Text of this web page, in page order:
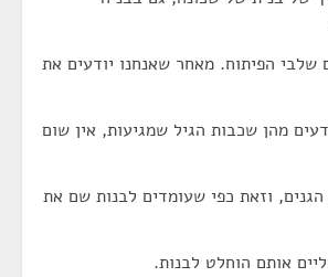
עם שלבי הפיתוח. מאחר שאנחנו יודעים את
מהן שכבות הגיל שמגיעות, אין שום
הגנים, וזאת כפי שעומדים לבנות שם את
אותם הוחלט לבנות.